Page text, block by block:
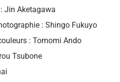
Jin Aketagawa
: Shingo Fukuyo
: Tomomi Ando
Tsubone